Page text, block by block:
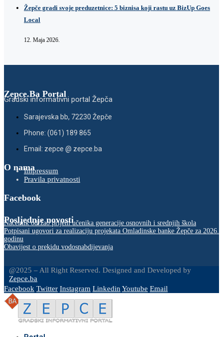
Žepče gradi svoje preduzetnice: 5 biznisa koji rastu uz BizUp Goes
Local
12. Maja 2026.
Zepce.Ba Portal
Gradski informativni portal Žepča
Sarajevska bb, 72230 Žepče
Phone: (061) 189 865
Email: zepce @ zepce.ba
O namaImpressum
Pravila privatnosti
Facebook
Posljednje novosti
Načelnik održao prijem učenika generacije osnovnih i srednjih škola
Potpisani ugovori za realizaciju projekata Omladinske banke Žepče za 2026.
godinu
Obavijest o prekidu vodosnabdijevanja
@2025 – All Right Reserved. Designed and Developed by
Zepce.ba
Facebook Twitter Instagram Linkedin Youtube Email